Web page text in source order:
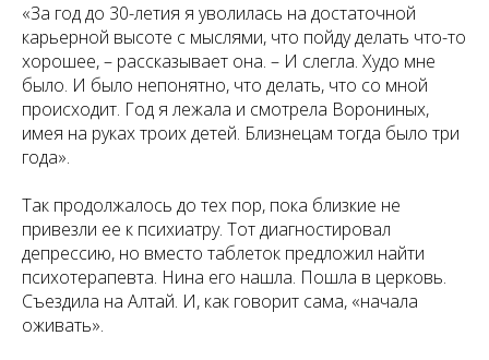
«За год до 30-летия я уволилась на достаточной
карьерной высоте с мыслями, что пойду делать что-то
хорошее, – рассказывает она. – И слегла. Худо мне
было. И было непонятно, что делать, что со мной
происходит. Год я лежала и смотрела Ворониных,
имея на руках троих детей. Близнецам тогда было три
года».
Так продолжалось до тех пор, пока близкие не
привезли ее к психиатру. Тот диагностировал
депрессию, но вместо таблеток предложил найти
психотерапевта. Нина его нашла. Пошла в церковь.
Съездила на Алтай. И, как говорит сама, «начала
оживать».